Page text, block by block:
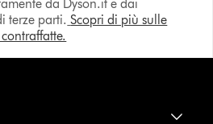
da Dyson.it e dai
terze parti. Scopri di più sulle